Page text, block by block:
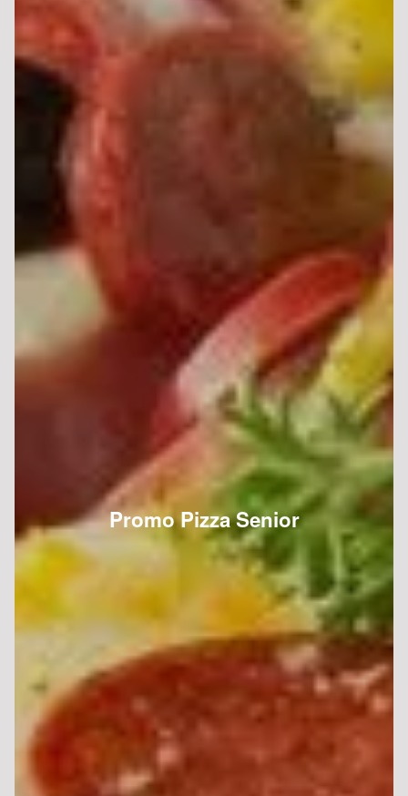
Promo Pizza Senior